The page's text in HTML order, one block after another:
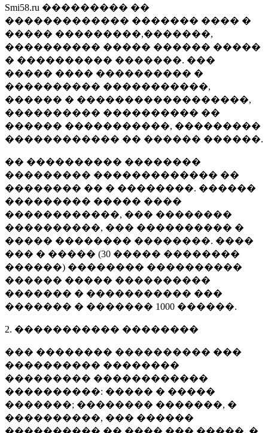
Smi58.ru ��������� ��
������������� ������� ���� �
����� ���������,�������,
���������� ����� ������ �����
� ���������� �������. ���
����� ���� ���������� �
���������� �����������,
������ � ������������������,
���������� ���������� ��
������ �����������, ���������
������������ �� ������ ������.
�� ���������� ��������
��������� ������������� ��
�������� �� � ��������. ������
��������� ����� ����
������������, ��� ��������
����������, ��� ���������� �
����� �������� ��������. ����
��� � ����� (30 ����� ��������
������) �������� ����������
������ ����� ����������
������� � ����������� ���
������� � ������� 1000 ������.
2. ����������� ��������
��� �������� ���������� ���
���������� ��������
��������� ������������
����������: ����� � �����
�������; �������� �������, �
����������, ��� ������
���������� �� ���� ��� �����, �